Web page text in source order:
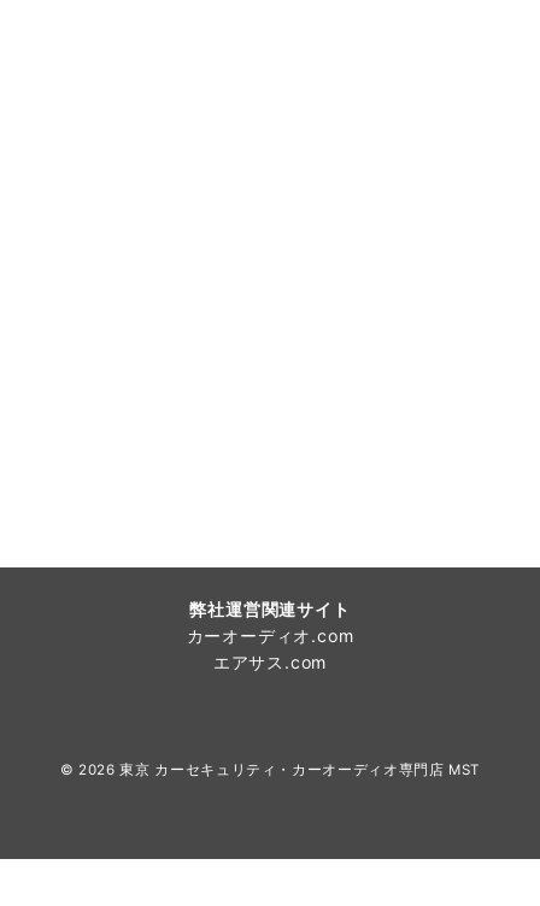
弊社運営関連サイト
カーオーディオ.com
エアサス.com
© 2026東京 カーセキュリティ・カーオーディオ専門店 MST